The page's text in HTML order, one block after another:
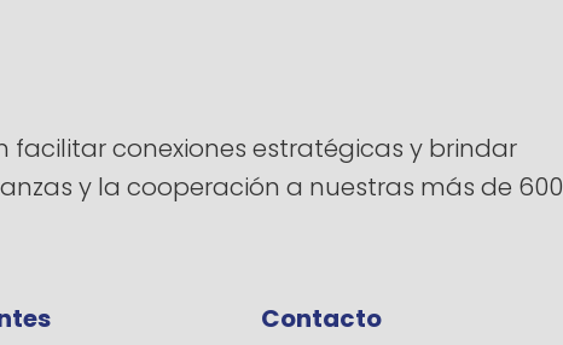
conexiones estratégicas y brindar
y la cooperación a nuestras más de 600
Contacto